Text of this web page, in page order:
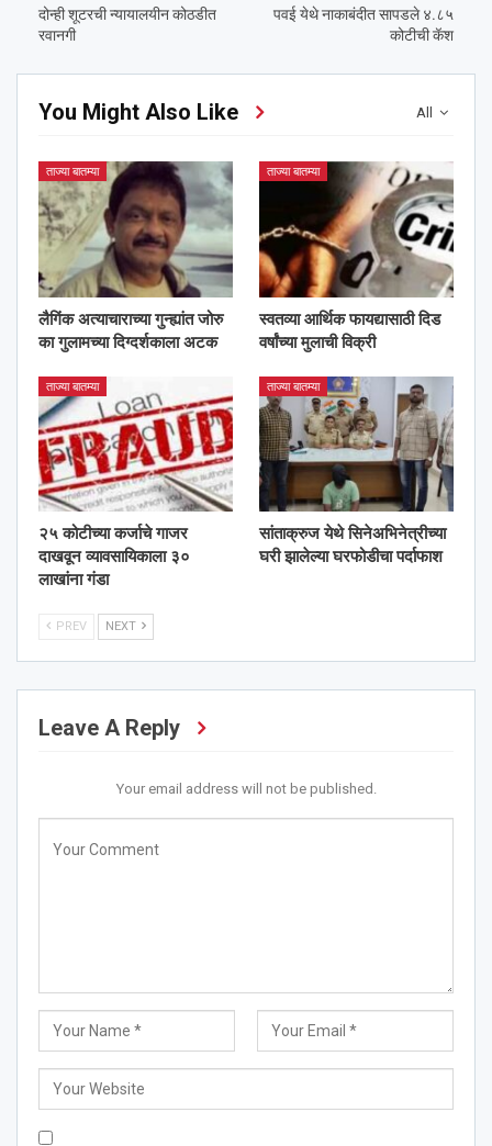
दोन्ही शूटरची न्यायालयीन कोठडीत
रवानगी
पवई येथे नाकाबंदीत सापडले ४.८५
कोटीची कॅश
All
You Might Also Like
ताज्या बातम्या
लैगिंक अत्याचाराच्या गुन्ह्यांत जोरु
का गुलामच्या दिग्दर्शकाला अटक
ताज्या बातम्या
स्वतव्या आर्थिक फायद्यासाठी दिड
वर्षांच्या मुलाची विक्री
ताज्या बातम्या
२५ कोटीच्या कर्जाचे गाजर
दाखवून व्यावसायिकाला ३०
लाखांना गंडा
ताज्या बातम्या
सांताक्रुज येथे सिनेअभिनेत्रीच्या
घरी झालेल्या घरफोडीचा पर्दाफाश
PREV NEXT
Leave A Reply
Your email address will not be published.